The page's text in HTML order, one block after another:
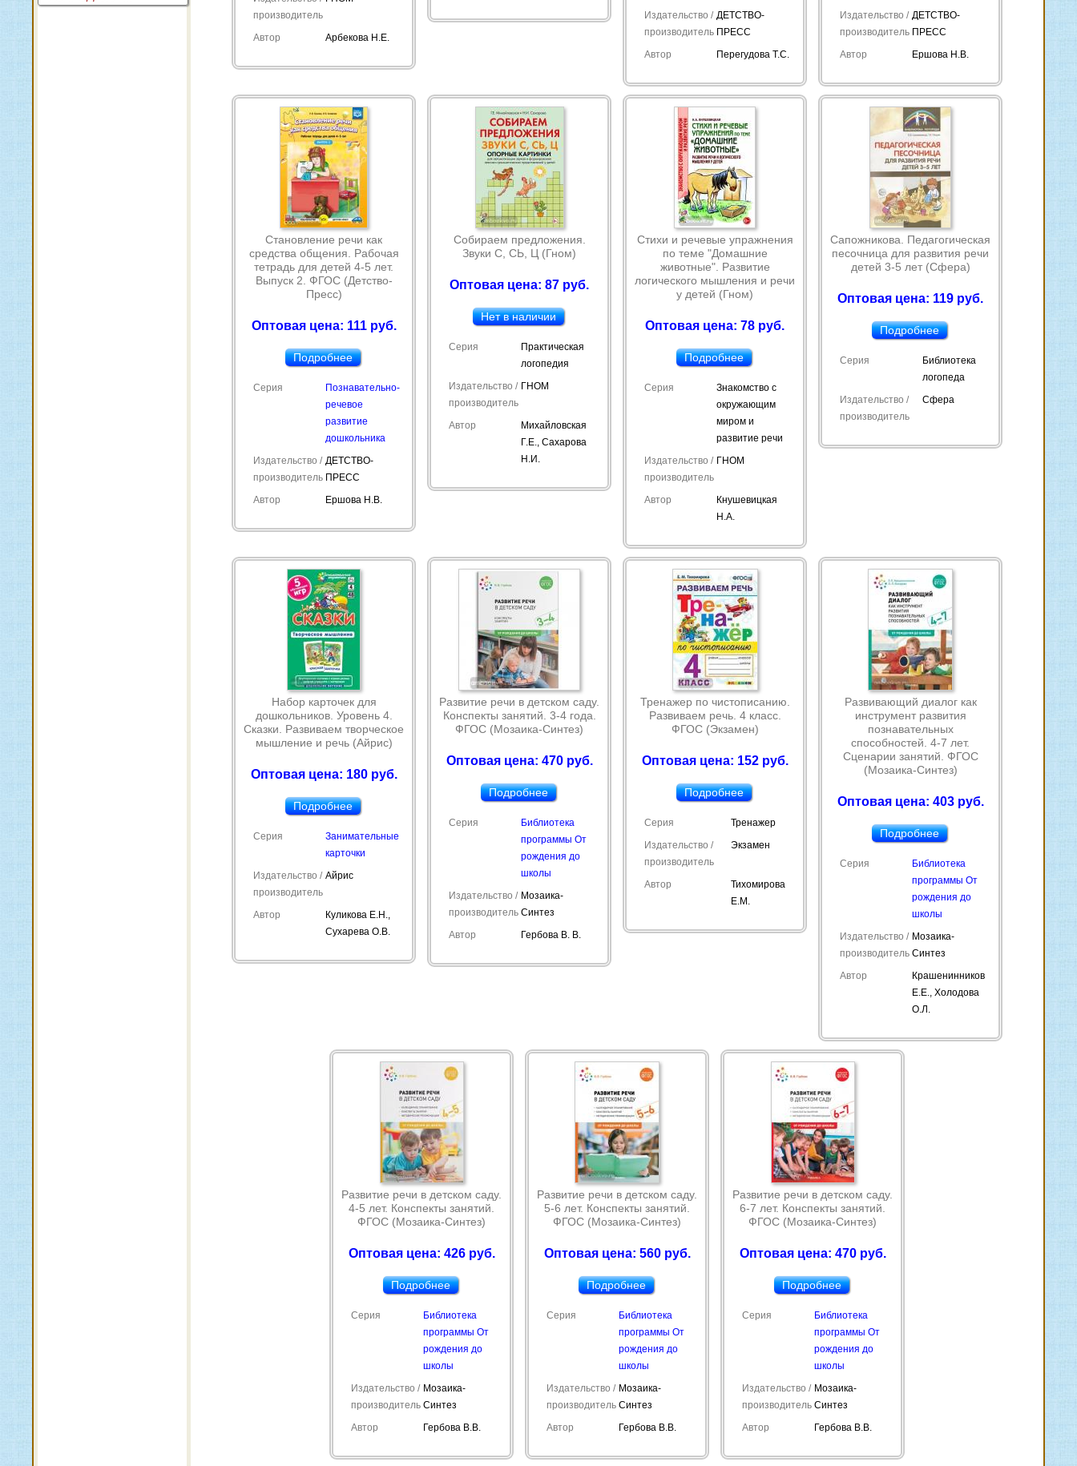
производитель
Автор Арбекова Н.Е.
Издательство /
производитель
ДЕТСТВО-
ПРЕСС
Автор
Перегудова Т.С.
Издательство /
производитель
ДЕТСТВО-
ПРЕСС
Автор
Ершова Н.В.
Становление речи как
средства общения. Рабочая
тетрадь для детей 4-5 лет.
Выпуск 2. ФГОС (Детство-
Пресс)
Оптовая цена: 111 руб.
Подробнее
Серия
Познавательно-
речевое
развитие
дошкольника
Издательство /
производитель
ДЕТСТВО-
ПРЕСС
Автор
Ершова Н.В.
Собираем предложения.
Звуки С, СЬ, Ц (Гном)
Оптовая цена: 87 руб.
Нет в наличии
Серия
Практическая
логопедия
Издательство /
производитель
ГНОМ
Автор
Михайловская
Г.Е., Сахарова
Н.И.
Стихи и речевые упражнения
по теме "Домашние
животные". Развитие
логического мышления и речи
у детей (Гном)
Оптовая цена: 78 руб.
Подробнее
Серия
Знакомство с
окружающим
миром и
развитие речи
Издательство /
производитель
ГНОМ
Автор
Кнушевицкая
Н.А.
Сапожникова. Педагогическая
песочница для развития речи
детей 3-5 лет (Сфера)
Оптовая цена: 119 руб.
Подробнее
Серия
Библиотека
логопеда
Издательство /
производитель
Сфера
Набор карточек для
дошкольников. Уровень 4.
Сказки. Развиваем творческое
мышление и речь (Айрис)
Оптовая цена: 180 руб.
Подробнее
Серия
Занимательные
карточки
Издательство /
производитель
Айрис
Автор
Куликова Е.Н.,
Сухарева О.В.
Развитие речи в детском саду.
Конспекты занятий. 3-4 года.
ФГОС (Мозаика-Синтез)
Оптовая цена: 470 руб.
Подробнее
Серия
Библиотека
программы От
рождения до
школы
Издательство /
производитель
Мозаика-
Синтез
Автор
Гербова В. В.
Тренажер по чистописанию.
Развиваем речь. 4 класс.
ФГОС (Экзамен)
Оптовая цена: 152 руб.
Подробнее
Серия
Тренажер
Издательство /
производитель
Экзамен
Автор
Тихомирова
Е.М.
Развивающий диалог как
инструмент развития
познавательных
способностей. 4-7 лет.
Сценарии занятий. ФГОС
(Мозаика-Синтез)
Оптовая цена: 403 руб.
Подробнее
Серия
Библиотека
программы От
рождения до
школы
Издательство /
производитель
Мозаика-
Синтез
Автор
Крашенинников
Е.Е., Холодова
О.Л.
Развитие речи в детском саду.
4-5 лет. Конспекты занятий.
ФГОС (Мозаика-Синтез)
Оптовая цена: 426 руб.
Подробнее
Серия
Библиотека
программы От
рождения до
школы
Издательство /
производитель
Мозаика-
Синтез
Автор
Гербова В.В.
Развитие речи в детском саду.
5-6 лет. Конспекты занятий.
ФГОС (Мозаика-Синтез)
Оптовая цена: 560 руб.
Подробнее
Серия
Библиотека
программы От
рождения до
школы
Издательство /
производитель
Мозаика-
Синтез
Автор
Гербова В.В.
Развитие речи в детском саду.
6-7 лет. Конспекты занятий.
ФГОС (Мозаика-Синтез)
Оптовая цена: 470 руб.
Подробнее
Серия
Библиотека
программы От
рождения до
школы
Издательство /
производитель
Мозаика-
Синтез
Автор
Гербова В.В.